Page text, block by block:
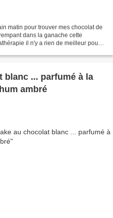
matin pour trouver mes chocolat de
dans la ganache cette
il n'y a rien de meilleur pour
blanc ... parfumé à la
ambré